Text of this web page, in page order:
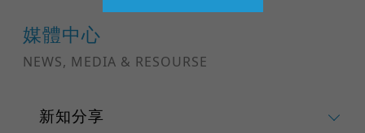
媒體中心
NEWS, MEDIA & RESOURSE
新知分享